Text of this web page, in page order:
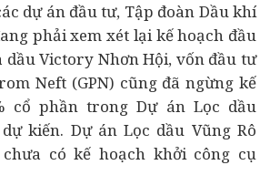
dự án đầu tư, Tập đoàn Dầu khí
phải xem xét lại kế hoạch đầu
dầu Victory Nhơn Hội, vốn đầu tư
Neft (GPN) cũng đã ngừng kế
cổ phần trong Dự án Lọc dầu
kiến. Dự án Lọc dầu Vũng Rô
chưa có kế hoạch khởi công cụ